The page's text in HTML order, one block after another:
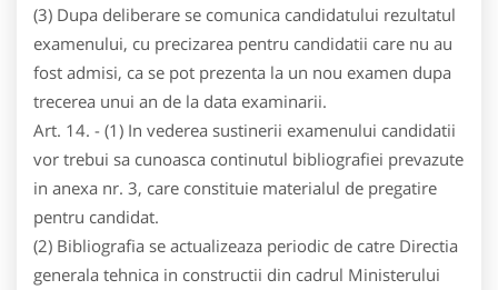
(3) Dupa deliberare se comunica candidatului rezultatul
examenului, cu precizarea pentru candidatii care nu au
fost admisi, ca se pot prezenta la un nou examen dupa
trecerea unui an de la data examinarii.
Art. 14. - (1) In vederea sustinerii examenului candidatii
vor trebui sa cunoasca continutul bibliografiei prevazute
in anexa nr. 3, care constituie materialul de pregatire
pentru candidat.
(2) Bibliografia se actualizeaza periodic de catre Directia
generala tehnica in constructii din cadrul Ministerului